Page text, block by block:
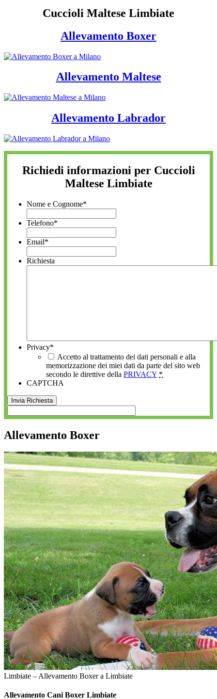
Cuccioli Maltese Limbiate
Allevamento Boxer
Allevamento Maltese
Allevamento Labrador
Richiedi informazioni per Cuccioli
Maltese Limbiate
Nome e Cognome*
Telefono*
Email*
Richiesta
Privacy*
Accetto al trattamento dei dati personali e alla
memorizzazione dei miei dati da parte del sito web
secondo le direttive della PRIVACY *
CAPTCHA
Allevamento Boxer
Limbiate – Allevamento Boxer a Limbiate
Allevamento Cani Boxer Limbiate